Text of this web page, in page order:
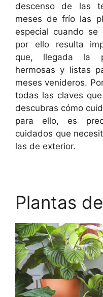
descenso de las
meses de frío las
especial cuando se
por ello resulta
que, llegada la
hermosas y listas
meses venideros.
todas las claves
descubras cómo
para ello, es
cuidados que
las de exterior.
Plantas